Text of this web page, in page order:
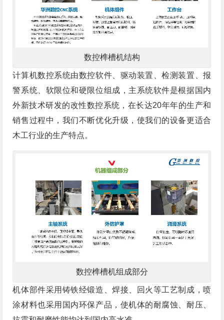
数控榫槽机结构
计算机数控系统由数控软件、驱动装置、检测装置、报
警系统、软限位和硬限位组成，主系统软件是根据国内
外新技术研发的改性数控系统，在长达20年年的生产和
销售过程中，我们不断优化升级，使我们的设备更适合
木工行业的生产特点。
数控榫槽机组成部分
机体部件采用铸铁经锻造、焊接、回火等工艺制成，喷
涂材料也采用国内环保产品，使机体的耐腐蚀、耐压、